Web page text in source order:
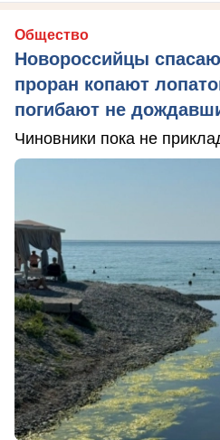
Общество
Новороссийцы
проран копают
погибают не
Чиновники пока не